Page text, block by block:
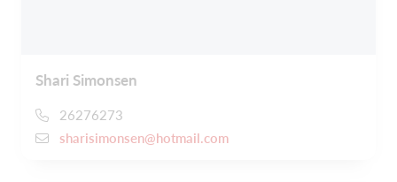
Shari Simonsen
26276273
sharisimonsen@hotmail.com